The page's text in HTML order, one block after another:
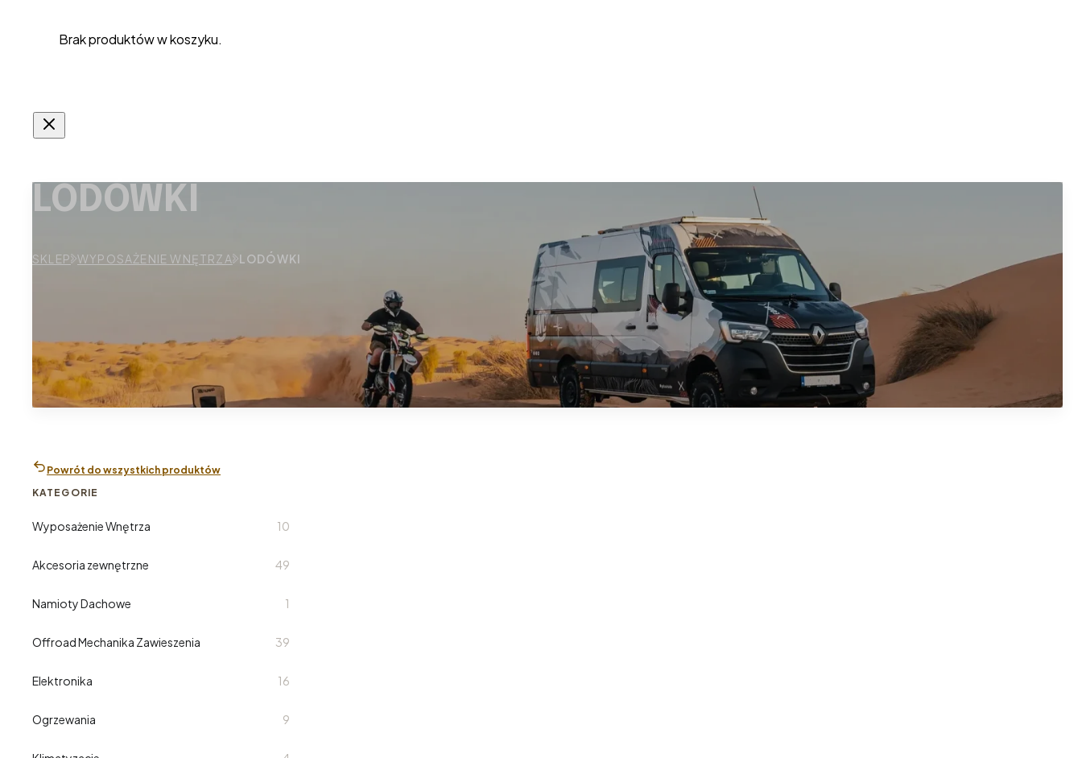
Brak produktów w koszyku.
LODÓWKI
SKLEP WYPOSAŻENIE WNĘTRZA LODÓWKI
Powrót do wszystkich produktów
KATEGORIE
Wyposażenie Wnętrza 10
Akcesoria zewnętrzne 49
Namioty Dachowe 1
Offroad Mechanika Zawieszenia 39
Elektronika 16
Ogrzewania 9